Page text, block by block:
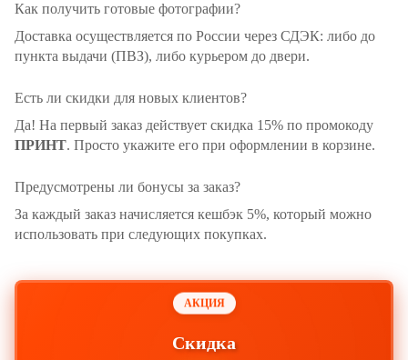
Как получить готовые фотографии?
Доставка осуществляется по России через СДЭК: либо до
пункта выдачи (ПВЗ), либо курьером до двери.
Есть ли скидки для новых клиентов?
Да! На первый заказ действует скидка 15% по промокоду
ПРИНТ. Просто укажите его при оформлении в корзине.
Предусмотрены ли бонусы за заказ?
За каждый заказ начисляется кешбэк 5%, который можно
использовать при следующих покупках.
АКЦИЯ
Скидка